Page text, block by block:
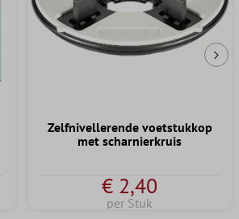
Zelfnivellerende voetstukkop
met scharnierkruis
€ 2,40
per Stuk